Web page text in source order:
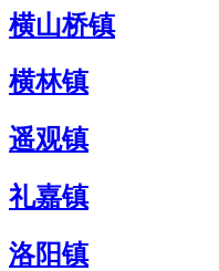
横山桥镇
横林镇
遥观镇
礼嘉镇
洛阳镇